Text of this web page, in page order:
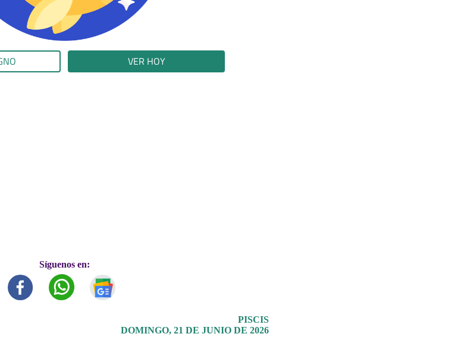
VER HOY
Síguenos en:
PISCIS
DOMINGO, 21 DE JUNIO DE 2026